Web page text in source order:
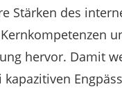
Stärken des
hervor. Damit